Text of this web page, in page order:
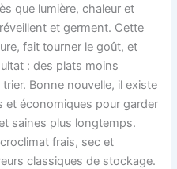
que lumière, chaleur et
et germent. Cette
fait tourner le goût, et
: des plats moins
Bonne nouvelle, il existe
et économiques pour garder
saines plus longtemps.
frais, sec et
classiques de stockage.